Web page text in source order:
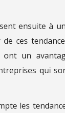
ensuite à
ces
ont un
qui
les